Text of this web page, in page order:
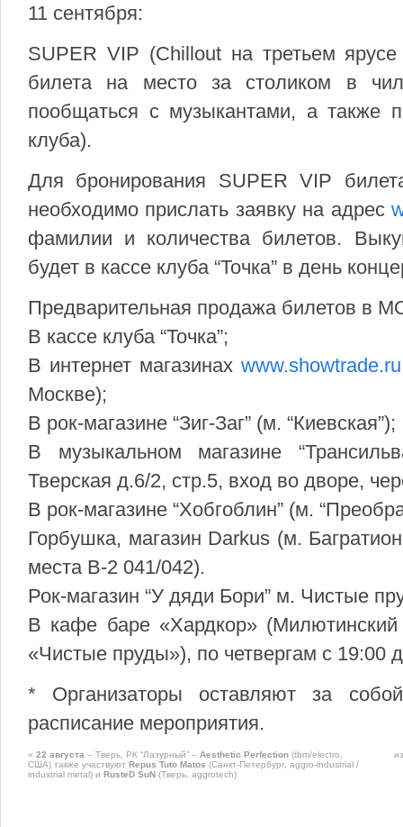
11 сентября:
SUPER VIP (Chillout на третьем
билета на место за столиком в
пообщаться с музыкантами, а также
клуба).
Для бронирования SUPER VIP
необходимо прислать заявку на адрес
фамилии и количества билетов.
будет в кассе клуба “Точка” в день
Предварительная продажа билетов в
В кассе клуба “Точка”;
В интернет магазинах www.showtrade.ru
Москве);
В рок-магазине “Зиг-Заг” (м. “Киевская”);
В музыкальном магазине
Тверская д.6/2, стр.5, вход во дворе,
В рок-магазине “Хобгоблин” (м.
Горбушка, магазин Darkus (м.
места B-2 041/042).
Рок-магазин “У дяди Бори” м. Чистые
В кафе баре «Хардкор» (Милютинский
«Чистые пруды»), по четвергам с 19:00
* Организаторы оставляют за
расписание мероприятия.
« 22 августа – Тверь, РК “Лазурный” – Aesthetic Perfection (tbm/electro,
США) также участвуют Repus Tuto Matos (Санкт-Петербург, aggro-industrial /
industrial metal) и RusteD SuN (Тверь, aggrotech)